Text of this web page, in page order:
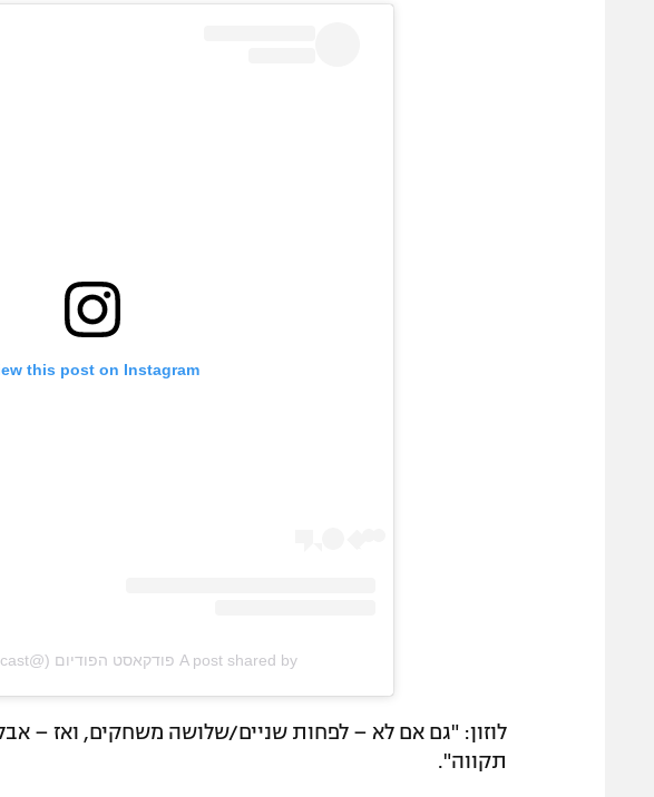
this post on Instagram
A post shared by פודקאסט הפודיום (@hapodium_podcast)
לוזון: "גם אם לא – לפחות שניים/שלושה משחקים, ואז –
תקווה".